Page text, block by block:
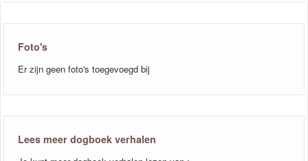
Foto's
Er zijn geen foto's toegevoegd bij
Lees meer dogboek verhalen